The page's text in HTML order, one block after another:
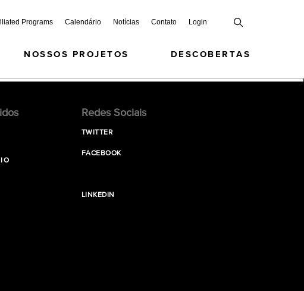
Programs Calendário Notícias Contato Login
NOSSOS PROJETOS DESCOBERTAS
Redes Sociais
TWITTER
FACEBOOK
LINKEDIN